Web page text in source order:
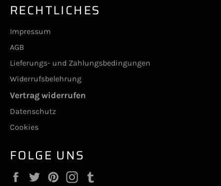
RECHTLICHES
Impressum
AGB
Lieferungs- und Zahlungsbedingungen
Widerrufsbelehrung
Vertrag widerrufen
Datenschutz
Cookies
FOLGE UNS
FacebookTwitterPinterestInstagram